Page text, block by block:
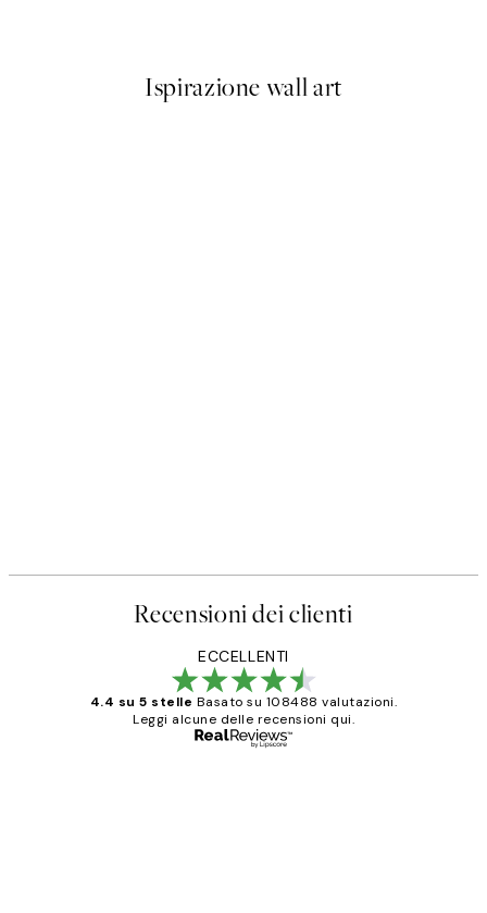
Ispirazione wall art
Recensioni dei clienti
ECCELLENTI
4.4 su 5 stelle Basato su 108488 valutazioni.
Leggi alcune delle recensioni qui.